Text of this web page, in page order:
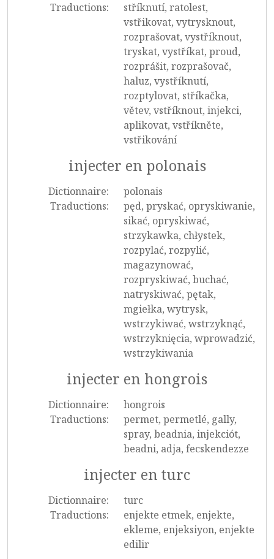
Traductions:
stříknutí, ratolest,
vstřikovat, vytrysknout,
rozprašovat, vystříknout,
tryskat, vystříkat, proud,
rozprášit, rozprašovač,
haluz, vystříknutí,
rozptylovat, stříkačka,
větev, vstříknout, injekci,
aplikovat, vstříkněte,
vstřikování
injecter en polonais
Dictionnaire:
polonais
Traductions:
pęd, pryskać, opryskiwanie,
sikać, opryskiwać,
strzykawka, chłystek,
rozpylać, rozpylić,
magazynować,
rozpryskiwać, buchać,
natryskiwać, pętak,
mgiełka, wytrysk,
wstrzykiwać, wstrzyknąć,
wstrzyknięcia, wprowadzić,
wstrzykiwania
injecter en hongrois
Dictionnaire:
hongrois
Traductions:
permet, permetlé, gally,
spray, beadnia, injekciót,
beadni, adja, fecskendezze
injecter en turc
Dictionnaire:
turc
Traductions:
enjekte etmek, enjekte,
ekleme, enjeksiyon, enjekte
edilir